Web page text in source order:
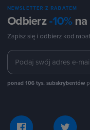
NEWSLETTER Z RABATEM
Odbierz-10%na
Zapisz się i odbierz kod
ponad 106 tys. subskrybentów